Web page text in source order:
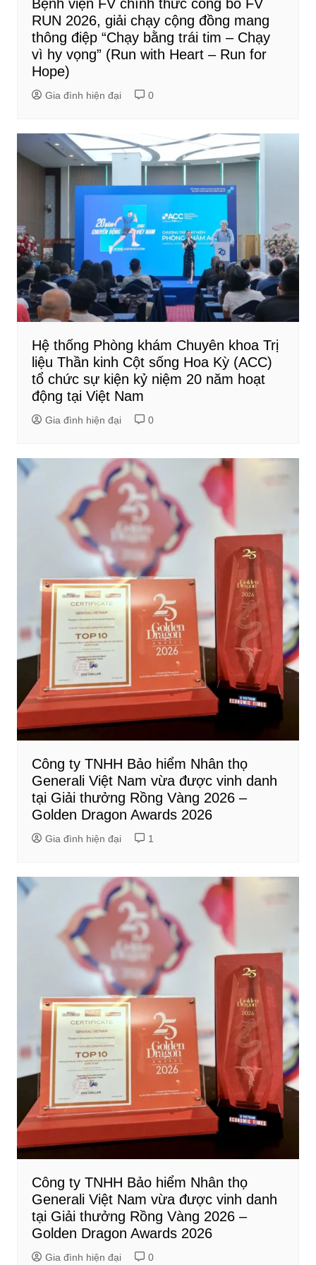
Bệnh viện FV chính thức công bố FV
RUN 2026, giải chạy cộng đồng mang
thông điệp “Chạy bằng trái tim – Chạy
vì hy vọng” (Run with Heart – Run for
Hope)
Gia đình hiện đại 0
Hệ thống Phòng khám Chuyên khoa Trị
liệu Thần kinh Cột sống Hoa Kỳ (ACC)
tổ chức sự kiện kỷ niệm 20 năm hoạt
động tại Việt Nam
Gia đình hiện đại 0
Công ty TNHH Bảo hiểm Nhân thọ
Generali Việt Nam vừa được vinh danh
tại Giải thưởng Rồng Vàng 2026 –
Golden Dragon Awards 2026
Gia đình hiện đại 1
Công ty TNHH Bảo hiểm Nhân thọ
Generali Việt Nam vừa được vinh danh
tại Giải thưởng Rồng Vàng 2026 –
Golden Dragon Awards 2026
Gia đình hiện đại 0